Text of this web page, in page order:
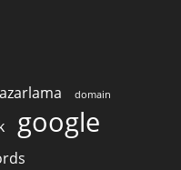
domain
google